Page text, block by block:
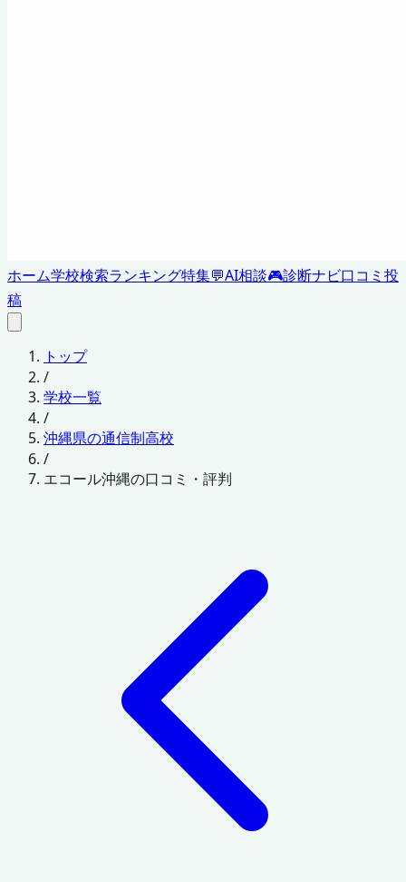
ホーム学校検索ランキング特集💬AI相談🎮診断ナビ口コミ投
稿
トップ
/
学校一覧
/
沖縄県の通信制高校
/
エコール沖縄の口コミ・評判